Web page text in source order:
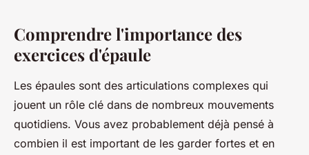
Comprendre l'importance des
exercices d'épaule
Les épaules sont des articulations complexes qui
jouent un rôle clé dans de nombreux mouvements
quotidiens. Vous avez probablement déjà pensé à
combien il est important de les garder fortes et en